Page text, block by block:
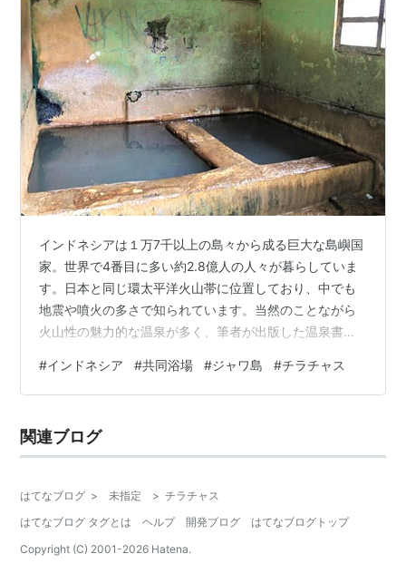
インドネシアは１万7千以上の島々から成る巨大な島嶼国
家。世界で4番目に多い約2.8億人の人々が暮らしていま
す。日本と同じ環太平洋火山帯に位置しており、中でも
地震や噴火の多さで知られています。当然のことながら
火山性の魅力的な温泉が多く、筆者が出版した温泉書籍
二冊の書籍でともに「特集」を組んだ唯一の国です。 今
回、紹介するチラチャス温泉は、無名ながら特徴的なひ
ました。しかし、ページ数の関係で最後の最後になって
ボツにした、思い入れのある温泉です。まるで日本の田
#インドネシア #共同浴場 #ジャワ島 #チラチャス
関連ブログ
はてなブログ > 未指定 > チラチャス
はてなブログ タグとは
ヘルプ 開発ブログ
はてなブログトップ
Copyright (C) 2001-2026 Hatena.